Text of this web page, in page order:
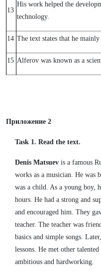
13
His work helped the
technology.
14 The text states that he
15 Alferov was known as a
Приложение 2
Task 1. Read the text.
Denis Matsuev is a famous
works as a musician. He was
was a child. As a young boy,
hours. He had a strong and
and encouraged him. They
teacher. The teacher was
basics and simple songs.
lessons. He met other
ambitious and hardworking.